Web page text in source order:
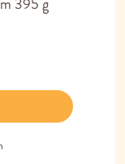
395 g